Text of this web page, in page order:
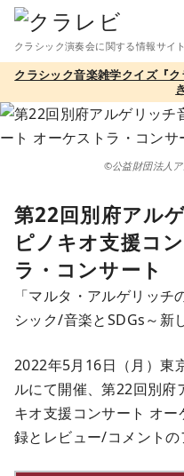
テ
ツ
クラシック演奏会に関する情報サイト
クラシック音楽雑学クイズ『
©公益財団法人
第22回別府アル
ピノキオ支援コ
ラ・コンサート
「マルタ・アルゲリッ
シック/音楽とSDGs～新
2022年5月16日（月）東
ルにて開催、第22回別府
キオ支援コンサート オ
録とレビュー/コメントの